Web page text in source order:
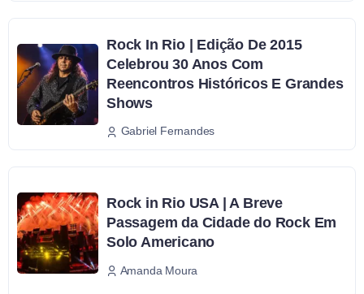
Rock In Rio | Edição De 2015
Celebrou 30 Anos Com
Reencontros Históricos E Grandes
Shows
Gabriel Fernandes
Rock in Rio USA | A Breve
Passagem da Cidade do Rock Em
Solo Americano
Amanda Moura